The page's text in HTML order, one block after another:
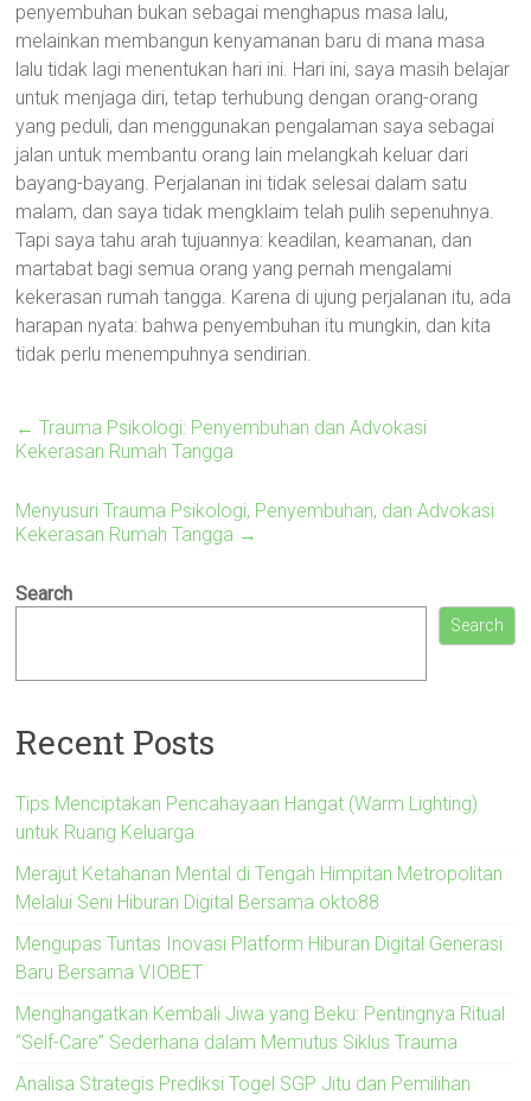
penyembuhan bukan sebagai menghapus masa lalu,
melainkan membangun kenyamanan baru di mana masa
lalu tidak lagi menentukan hari ini. Hari ini, saya masih belajar
untuk menjaga diri, tetap terhubung dengan orang-orang
yang peduli, dan menggunakan pengalaman saya sebagai
jalan untuk membantu orang lain melangkah keluar dari
bayang-bayang. Perjalanan ini tidak selesai dalam satu
malam, dan saya tidak mengklaim telah pulih sepenuhnya.
Tapi saya tahu arah tujuannya: keadilan, keamanan, dan
martabat bagi semua orang yang pernah mengalami
kekerasan rumah tangga. Karena di ujung perjalanan itu, ada
harapan nyata: bahwa penyembuhan itu mungkin, dan kita
tidak perlu menempuhnya sendirian.
← Trauma Psikologi: Penyembuhan dan Advokasi
Kekerasan Rumah Tangga
Menyusuri Trauma Psikologi, Penyembuhan, dan Advokasi
Kekerasan Rumah Tangga →
Search
Search
Recent Posts
Tips Menciptakan Pencahayaan Hangat (Warm Lighting)
untuk Ruang Keluarga
Merajut Ketahanan Mental di Tengah Himpitan Metropolitan
Melalui Seni Hiburan Digital Bersama okto88
Mengupas Tuntas Inovasi Platform Hiburan Digital Generasi
Baru Bersama VIOBET
Menghangatkan Kembali Jiwa yang Beku: Pentingnya Ritual
“Self-Care” Sederhana dalam Memutus Siklus Trauma
Analisa Strategis Prediksi Togel SGP Jitu dan Pemilihan